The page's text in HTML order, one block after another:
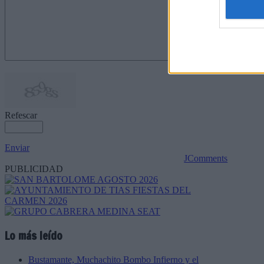
Refescar
Enviar
JComments
PUBLICIDAD
Lo más leído
Bustamante, Muchachito Bombo Infierno y el